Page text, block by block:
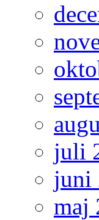
juli
juni
maj